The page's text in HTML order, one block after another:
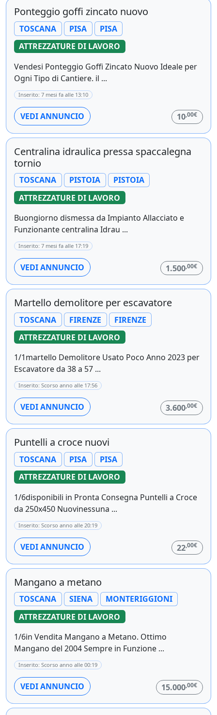
Ponteggio goffi zincato nuovo
TOSCANA PISA
PISA
ATTREZZATURE DI LAVORO
Vendesi Ponteggio Goffi Zincato Nuovo Ideale per
Ogni Tipo di Cantiere. il ...
Inserito: 7 mesi fa alle 13:10
VEDI ANNUNCIO 10,00€
Centralina idraulica pressa spaccalegna
tornio
TOSCANA PISTOIA
PISTOIA
ATTREZZATURE DI LAVORO
Buongiorno dismessa da Impianto Allacciato e
Funzionante centralina Idrau ...
Inserito: 7 mesi fa alle 17:19
VEDI ANNUNCIO 1.500,00€
Martello demolitore per escavatore
TOSCANA FIRENZE
FIRENZE
ATTREZZATURE DI LAVORO
1/1martello Demolitore Usato Poco Anno 2023 per
Escavatore da 38 a 57 ...
Inserito: Scorso anno alle 17:56
VEDI ANNUNCIO 3.600,00€
Puntelli a croce nuovi
TOSCANA PISA
PISA
ATTREZZATURE DI LAVORO
1/6disponibili in Pronta Consegna Puntelli a Croce
da 250x450 Nuovinessuna ...
Inserito: Scorso anno alle 20:19
VEDI ANNUNCIO 22,00€
Mangano a metano
TOSCANA SIENA
MONTERIGGIONI
ATTREZZATURE DI LAVORO
1/6in Vendita Mangano a Metano. Ottimo
Mangano del 2004 Sempre in Funzione ...
Inserito: Scorso anno alle 00:19
VEDI ANNUNCIO 15.000,00€